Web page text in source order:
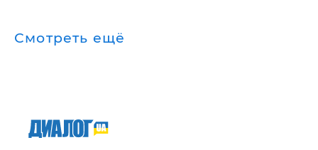
Смотреть ещё